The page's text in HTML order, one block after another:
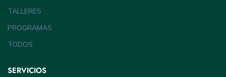
TALLERES
PROGRAMAS
TODOS
SERVICIOS